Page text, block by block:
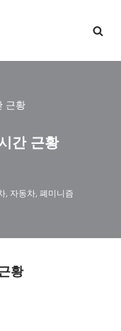
근황
간 근황
, 자동차, 폐미니즘
황